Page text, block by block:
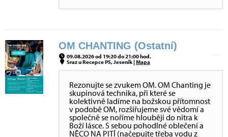
OM CHANTING (Ostatní)
09.08.2026 od 19:20 do 21:00 hod.
Sraz u Recepce PS, Jeseník |Mapa
Rezonujte se zvukem OM. OM Chanting je
skupinová technika, při které se
kolektivně ladíme na božskou přítomnost
v podobě OM, rozšiřujeme své vědomí a
společně se noříme hlouběji do nitra k
Boží lásce. S sebou pohodlné oblečení a
NĚCO NA PITÍ (načepujte třeba vodu z